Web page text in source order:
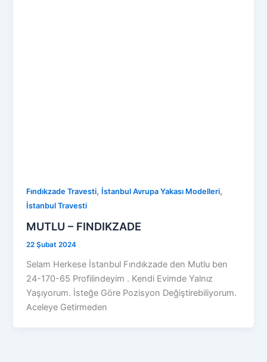
Fındıkzade Travesti, İstanbul Avrupa Yakası Modelleri,
İstanbul Travesti
MUTLU – FINDIKZADE
22 Şubat 2024
Selam Herkese İstanbul Fındıkzade den Mutlu ben
24-170-65 Profilindeyim . Kendi Evimde Yalnız
Yaşıyorum. İsteğe Göre Pozisyon Değiştirebiliyorum.
Aceleye Getirmeden